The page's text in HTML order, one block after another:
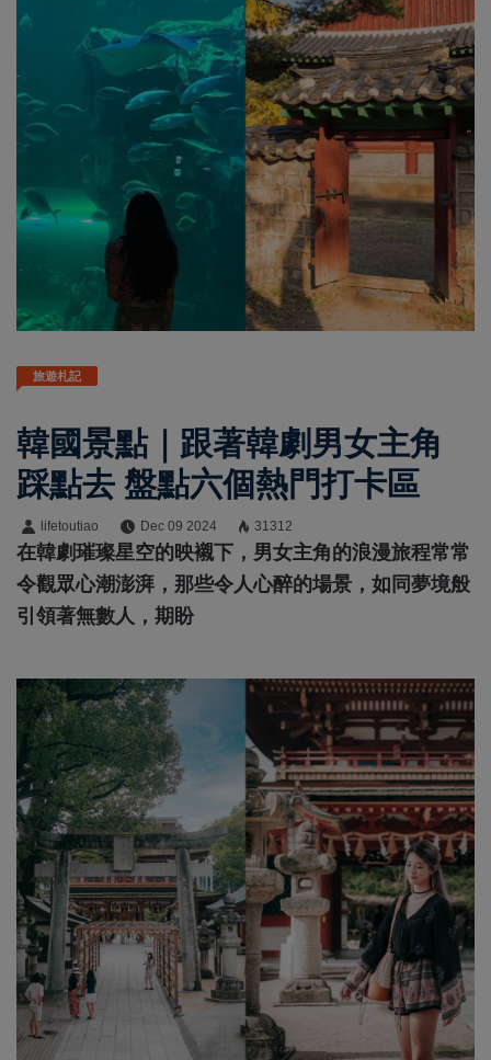
旅遊札記
韓國景點｜跟著韓劇男女主角
踩點去 盤點六個熱門打卡區
lifetoutiao Dec 09 2024 31312
在韓劇璀璨星空的映襯下，男女主角的浪漫旅程常常
令觀眾心潮澎湃，那些令人心醉的場景，如同夢境般
引領著無數人，期盼